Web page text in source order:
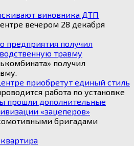
виновника ДТП
вечером 28 декабря
предприятия получил
травму
получил
приобретут единый стиль
работа по установке
прошли дополнительные
«зацеперов»
бригадами